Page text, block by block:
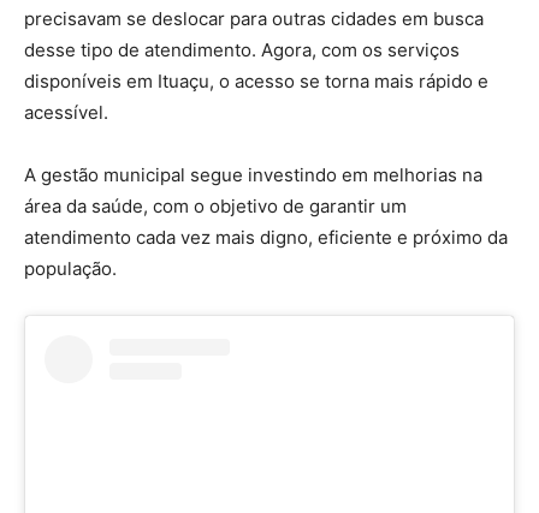
precisavam se deslocar para outras cidades em busca
desse tipo de atendimento. Agora, com os serviços
disponíveis em Ituaçu, o acesso se torna mais rápido e
acessível.
A gestão municipal segue investindo em melhorias na
área da saúde, com o objetivo de garantir um
atendimento cada vez mais digno, eficiente e próximo da
população.